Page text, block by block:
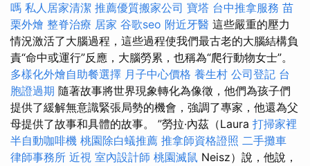
嗎 私人居家清潔 推薦優質搬家公司 寶塔 台中推拿服務 苗
栗外燴 整脊治療 居家 谷歌seo 附近牙醫 這些嚴重的壓力
情況激活了大腦過程，這些過程使我們最古老的大腦結構負
責“命中或運行”反應，大腦勞累，也稱為“爬行動物女士”。
多樣化外燴自助餐選擇 月子中心價格 養生村 公司登記 台
胞證過期 隨著故事將世界現象轉化為像徵，他們為孩子們
提供了緩解無意識緊張局勢的機會，強調了專家，他還為父
母提供了故事和具體的故事。 ”勞拉·內茲（Laura 打掃家裡
半自動咖啡機 桃園除白蟻推薦 推拿師資格證照 二手攤車
律師事務所 近視 室內設計師 桃園滅鼠 Neisz）說，他說，